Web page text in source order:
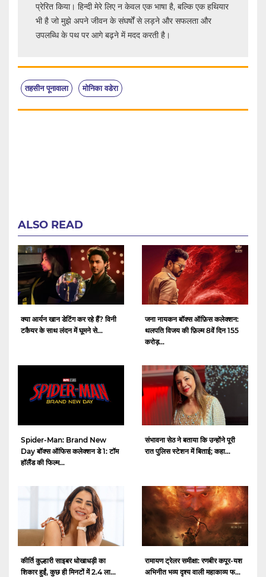
प्रेरित किया। हिन्दी मेरे लिए न केवल एक भाषा है, बल्कि एक हथियार
भी है जो मुझे अपने जीवन के संघर्षों से लड़ने और सफलता और
उपलब्धि के पथ पर आगे बढ़ने में मदद करती है।
तहसीन पूनावाला मोनिका वडेरा
ALSO READ
क्या आर्यन खान डेटिंग कर रहे हैं? विनी
टकैयर के साथ लंदन में घूमने से...
जना नायकन बॉक्स ऑफ़िस कलेक्शन:
थलपति विजय की फ़िल्म 8वें दिन 155
करोड़...
Spider-Man: Brand New
Day बॉक्स ऑफिस कलेक्शन डे 1: टॉम
हॉलैंड की फिल्म...
संभावना सेठ ने बताया कि उन्होंने पूरी
रात पुलिस स्टेशन में बिताई; कहा...
कीर्ति कुल्हारी साइबर धोखाधड़ी का
शिकार हुईं, कुछ ही मिनटों में 2.4 ला...
रामायण ट्रेलर समीक्षा: रणबीर कपूर-यश
अभिनीत भव्य दृश्य वाली महाकाव्य फ...